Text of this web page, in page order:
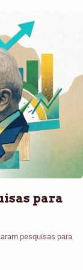
para
pesquisas para